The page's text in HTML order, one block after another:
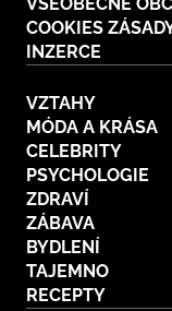
VŠEOBECNÉ
COOKIES
INZERCE
VZTAHY
MÓDA A KRÁSA
CELEBRITY
PSYCHOLOGIE
ZDRAVÍ
ZÁBAVA
BYDLENÍ
TAJEMNO
RECEPTY